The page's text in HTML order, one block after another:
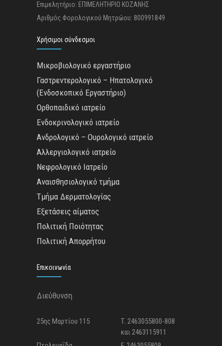
Επιμελητήριο: ΕΠΙΜΕΛΗΤΗΡΙΟ ΚΟΖΑΝΗΣ
Αριθμός Φορολογικού Μητρώου: 800991849
Χρήσιμοι σύνδεσμοι
Μικροβιολογικό εργαστήριο
Γαστρεντερολογικό – Ηπατολογικό
(Ενδοσκοπικό Εργαστήριο)
Ορθοπαιδικό ιατρείο
Ενδοκρινολογικό ιατρείο
Ανδρολογικό – Ουρολογικό ιατρείο
Αλλεργιολογικό ιατρείο
Νεφρολογικό Ιατρείο
Αναισθησιολογικό τμήμα
Τμήμα Δερματολογίας
Εξετάσεις αίματος
Πολιτική Ποιότητας
Πολιτική Απορρήτου
Επικοινωνία
Διεύθυνση
25ης Μαρτίου 115
Τ. 2463055800-808
και 2463115911